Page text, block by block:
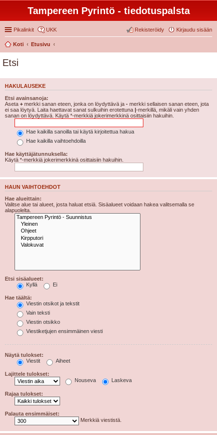
Tampereen Pyrintö - tiedotuspalsta
Pikalinkit UKK Kirjaudu sisään
Rekisteröidy
Koti Etusivu
Etsi
HAKULAUSEKE
Etsi avainsanoja:
Aseta + merkki sanan eteen, jonka on löydyttävä ja - merkki sellaisen sanan eteen, jota
ei saa löytyä. Laita haettavat sanat sulkuihin erotettuna |-merkillä, mikäli vain yhden
sanan on löydyttävä. Käytä *-merkkiä jokerimerkkinä osittaisiin hakuihin.
Hae kaikilla sanoilla tai käytä kirjoitettua hakua
Hae kaikilla vaihtoehdoilla
Hae käyttäjätunnuksella:
Käytä *-merkkiä jokerimerkkinä osittaisiin hakuihin.
HAUN VAIHTOEHDOT
Hae alueittain:
Valitse alue tai alueet, josta haluat etsiä. Sisäalueet voidaan hakea valitsemalla se
alapuolelta.
Etsi sisäalueet:
Kyllä
Ei
Hae täältä:
Viestin otsikot ja tekstit
Vain teksti
Viestin otsikko
Viestiketjujen ensimmäinen viesti
Näytä tulokset:
Viestit
Aiheet
Lajittele tulokset:
Nouseva
Laskeva
Rajaa tulokset:
Palauta ensimmäiset:
Merkkiä viestistä.